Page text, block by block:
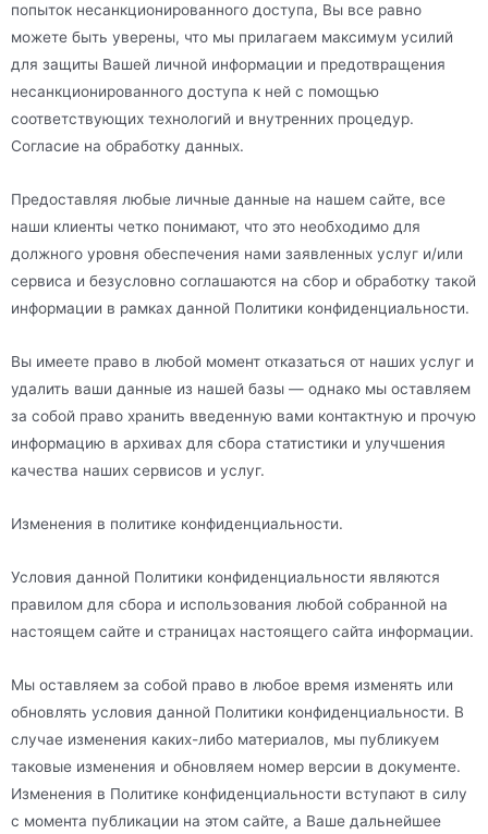
попыток несанкционированного доступа, Вы все равно
можете быть уверены, что мы прилагаем максимум усилий
для защиты Вашей личной информации и предотвращения
несанкционированного доступа к ней с помощью
соответствующих технологий и внутренних процедур.
Согласие на обработку данных.
Предоставляя любые личные данные на нашем сайте, все
наши клиенты четко понимают, что это необходимо для
должного уровня обеспечения нами заявленных услуг и/или
сервиса и безусловно соглашаются на сбор и обработку такой
информации в рамках данной Политики конфиденциальности.
Вы имеете право в любой момент отказаться от наших услуг и
удалить ваши данные из нашей базы — однако мы оставляем
за собой право хранить введенную вами контактную и прочую
информацию в архивах для сбора статистики и улучшения
качества наших сервисов и услуг.
Изменения в политике конфиденциальности.
Условия данной Политики конфиденциальности являются
правилом для сбора и использования любой собранной на
настоящем сайте и страницах настоящего сайта информации.
Мы оставляем за собой право в любое время изменять или
обновлять условия данной Политики конфиденциальности. В
случае изменения каких-либо материалов, мы публикуем
таковые изменения и обновляем номер версии в документе.
Изменения в Политике конфиденциальности вступают в силу
с момента публикации на этом сайте, а Ваше дальнейшее